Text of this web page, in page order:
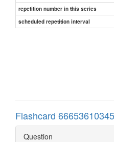
Die Art und
Magen-Darm-
repetition number in this series
scheduled repetition interval
Flashcard
Question